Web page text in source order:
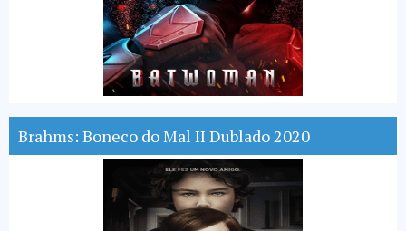
Brahms: Boneco do Mal II Dublado 2020